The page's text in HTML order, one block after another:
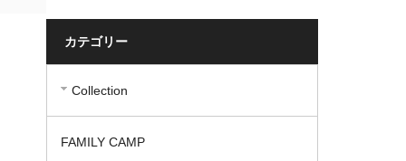
カテゴリー
Collection
FAMILY CAMP